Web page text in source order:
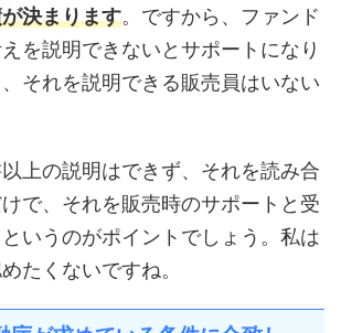
決まります。ですから、ファンド
を説明できないとサポートになり
それを説明できる販売員はいない
上の説明はできず、それを読み合
で、それを販売時のサポートと受
いうのがポイントでしょう。私は
たくないですね。